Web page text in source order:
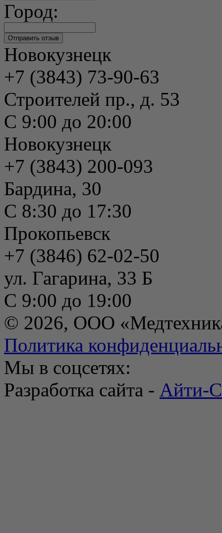
Город:
Новокузнецк
+7 (3843) 73-90-63
Строителей пр., д. 53
С 9:00 до 20:00
Новокузнецк
+7 (3843) 200-093
Бардина, 30
С 8:30 до 17:30
Прокопьевск
+7 (3846) 62-02-50
ул. Гагарина, 33 Б
С 9:00 до 19:00
© 2026, ООО
Политика
Мы в соцсетях:
Разработка сайта - Айти-